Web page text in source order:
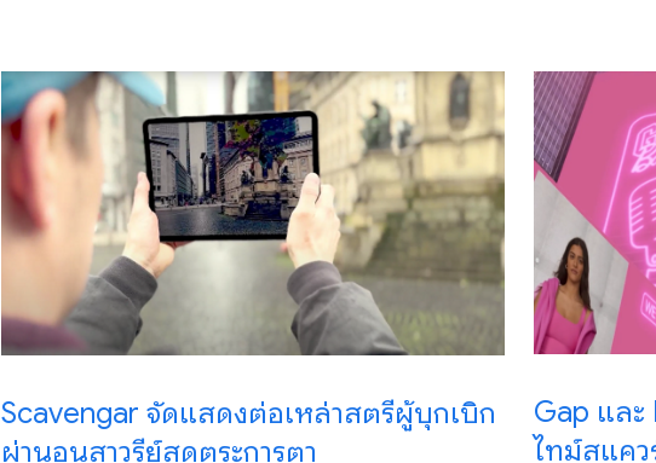
Scavengar จัดแสดงต่อเหล่าสตรีผู้บุกเบิก
ผ่านอนุสาวรีย์สุดตระการตา
Gap แล
ไทม์สแค